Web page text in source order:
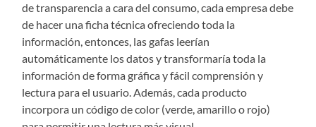
de transparencia a cara del consumo, cada empresa debe
de hacer una ficha técnica ofreciendo toda la
información, entonces, las gafas leerían
automáticamente los datos y transformaría toda la
información de forma gráfica y fácil comprensión y
lectura para el usuario. Además, cada producto
incorpora un código de color (verde, amarillo o rojo)